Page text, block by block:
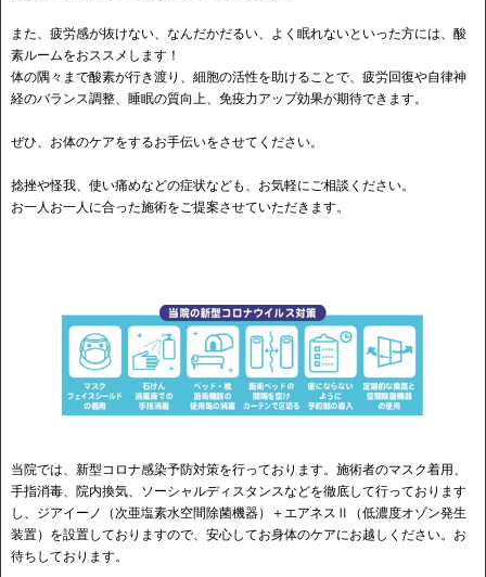
また、疲労感が抜けない、なんだかだるい、よく眠れないといった方には、酸
素ルームをおススメします！
体の隅々まで酸素が行き渡り、細胞の活性を助けることで、疲労回復や自律神
経のバランス調整、睡眠の質向上、免疫力アップ効果が期待できます。
ぜひ、お体のケアをするお手伝いをさせてください。
捻挫や怪我、使い痛めなどの症状なども、お気軽にご相談ください。
お一人お一人に合った施術をご提案させていただきます。
当院では、新型コロナ感染予防対策を行っております。施術者のマスク着用、
手指消毒、院内換気、ソーシャルディスタンスなどを徹底して行っております
し、ジアイーノ（次亜塩素水空間除菌機器）＋エアネスⅡ（低濃度オゾン発生
装置）を設置しておりますので、安心してお身体のケアにお越しください。お
待ちしております。